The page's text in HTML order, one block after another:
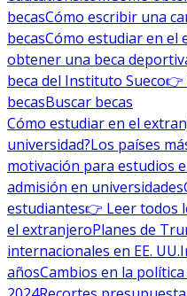
becasCómo escribir una
becasCómo estudiar en el
obtener una beca
beca del Instituto Sueco👉
becasBuscar becas
Cómo estudiar en el
universidad?Los países
motivación para estudios
admisión en universidades
estudiantes👉 Leer todos
el extranjeroPlanes de
internacionales en EE. UU.
añosCambios en la política